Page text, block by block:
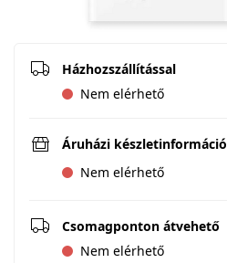
Házhozszállítással
Nem elérhető
Áruházi készletinformáció
Nem elérhető
Csomagponton átvehető
Nem elérhető